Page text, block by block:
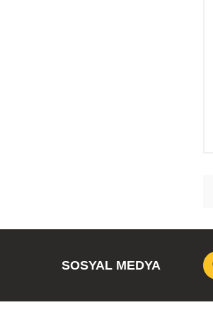
SOSYAL MEDYA